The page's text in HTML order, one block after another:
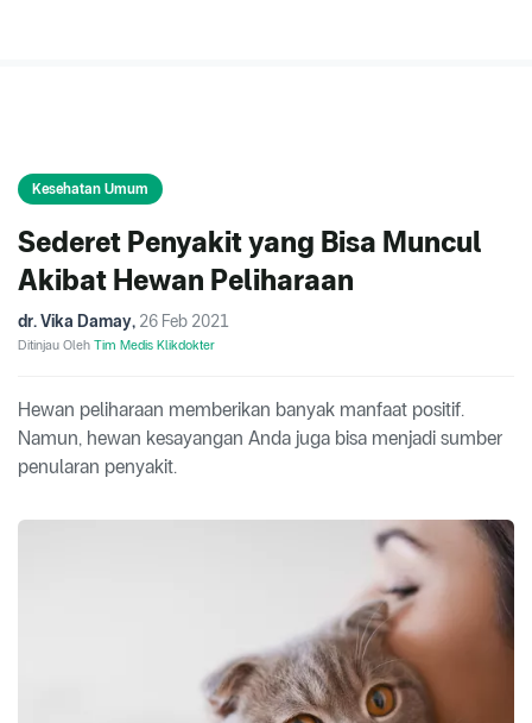
Kesehatan Umum
Sederet Penyakit yang Bisa Muncul
Akibat Hewan Peliharaan
dr. Vika Damay, 26 Feb 2021
Ditinjau Oleh Tim Medis Klikdokter
Hewan peliharaan memberikan banyak manfaat positif.
Namun, hewan kesayangan Anda juga bisa menjadi sumber
penularan penyakit.